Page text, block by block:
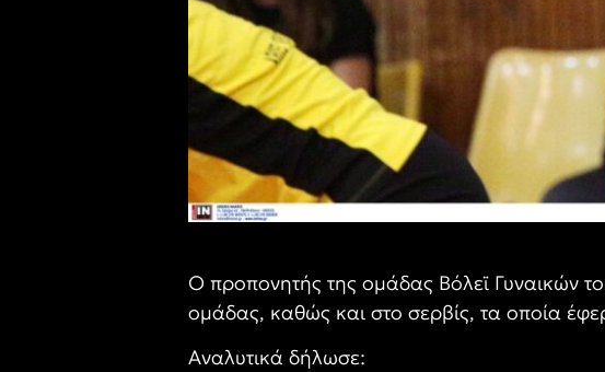
Ο προπονητής της ομάδας Βόλεϊ Γυναικών
ομάδας, καθώς και στο σερβίς, τα οποία
Αναλυτικά δήλωσε: